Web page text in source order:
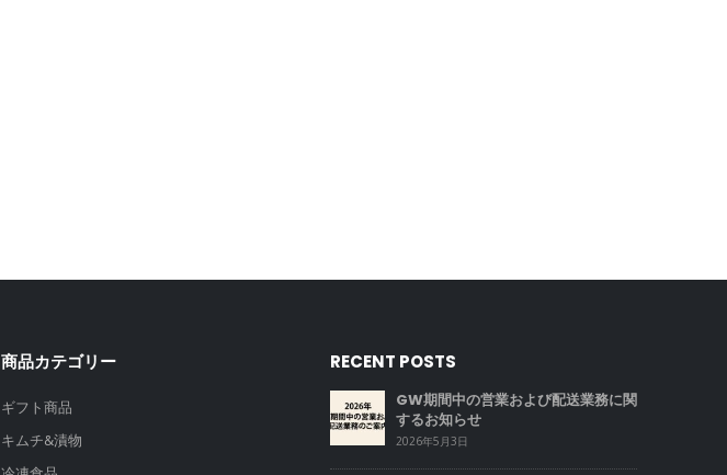
商品カテゴリー
ギフト商品
キムチ&漬物
RECENT POSTS
GW期間中の営業および配送業務に関
するお知らせ
2026年5月3日